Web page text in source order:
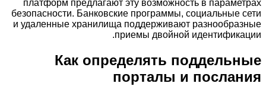
платформ предлагают эту возможность в параметрах
безопасности. Банковские программы, социальные сети
и удаленные хранилища поддерживают разнообразные
приемы двойной идентификации.
Как определять поддельные
порталы и послания